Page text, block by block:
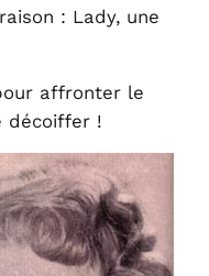
: Lady, une
affronter le
décoiffer !